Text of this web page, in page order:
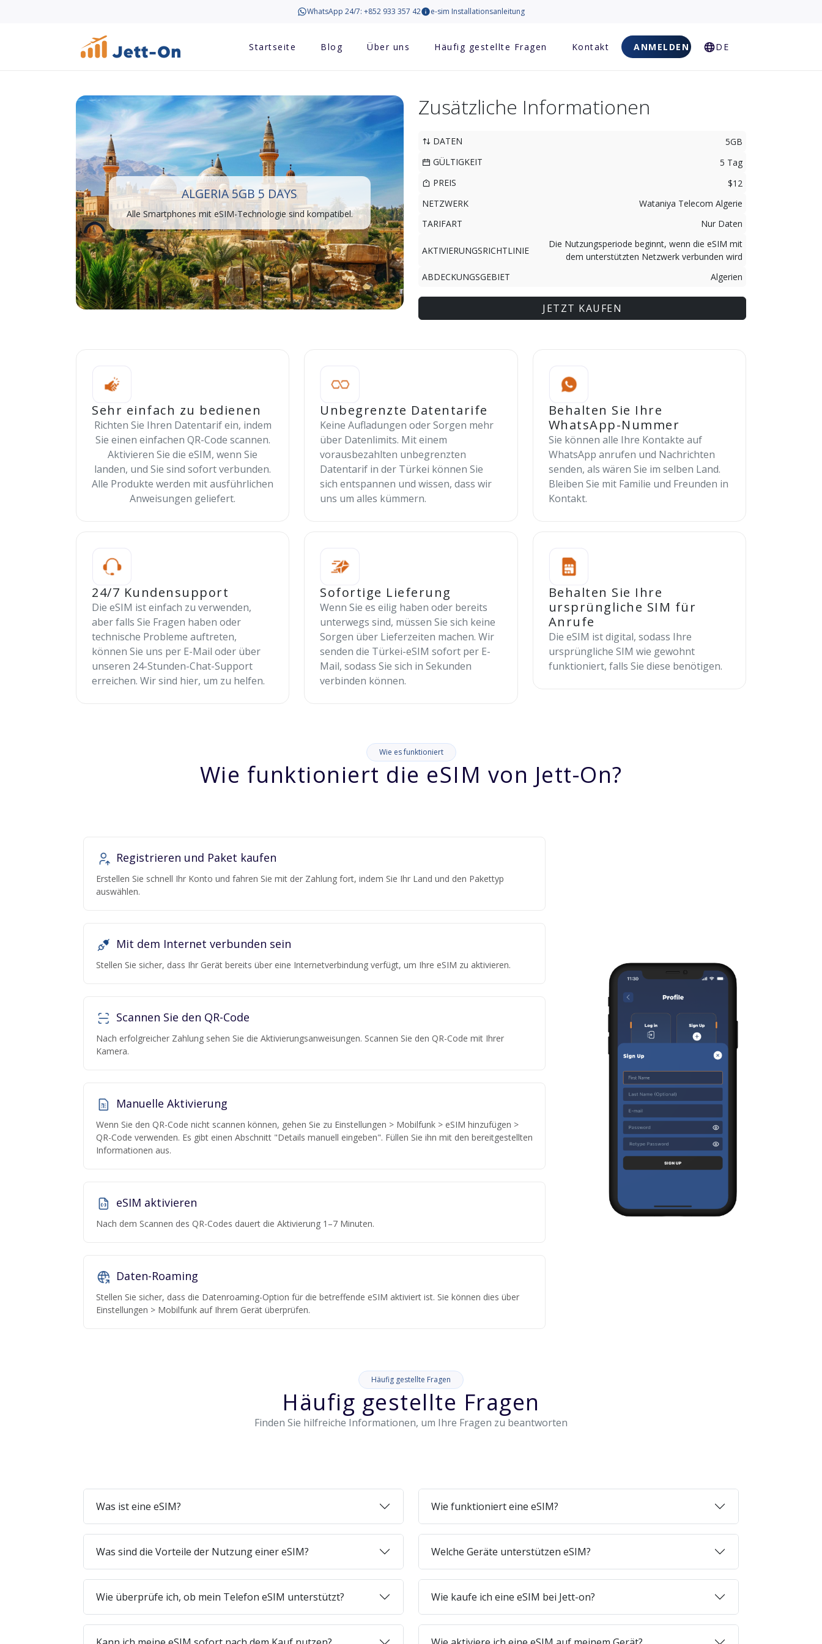
WhatsApp 24/7: +852 933 357 42 e-sim Installationsanleitung
Startseite Blog Über uns Häufig gestellte Fragen Kontakt ANMELDEN DE
ALGERIA 5GB 5 DAYS
Alle Smartphones mit eSIM-Technologie sind kompatibel.
Zusätzliche Informationen
DATEN
5GB
GÜLTIGKEIT
5 Tag
PREIS
$12
NETZWERK
Wataniya Telecom Algerie
TARIFART
Nur Daten
AKTIVIERUNGSRICHTLINIE
Die Nutzungsperiode beginnt, wenn die eSIM mit
dem unterstützten Netzwerk verbunden wird
ABDECKUNGSGEBIET
Algerien
JETZT KAUFEN
Sehr einfach zu bedienen
Richten Sie Ihren Datentarif ein, indem
Sie einen einfachen QR-Code scannen.
Aktivieren Sie die eSIM, wenn Sie
landen, und Sie sind sofort verbunden.
Alle Produkte werden mit ausführlichen
Anweisungen geliefert.
Unbegrenzte Datentarife
Keine Aufladungen oder Sorgen mehr
über Datenlimits. Mit einem
vorausbezahlten unbegrenzten
Datentarif in der Türkei können Sie
sich entspannen und wissen, dass wir
uns um alles kümmern.
Behalten Sie Ihre
WhatsApp-Nummer
Sie können alle Ihre Kontakte auf
WhatsApp anrufen und Nachrichten
senden, als wären Sie im selben Land.
Bleiben Sie mit Familie und Freunden in
Kontakt.
24/7 Kundensupport
Die eSIM ist einfach zu verwenden,
aber falls Sie Fragen haben oder
technische Probleme auftreten,
können Sie uns per E-Mail oder über
unseren 24-Stunden-Chat-Support
erreichen. Wir sind hier, um zu helfen.
Sofortige Lieferung
Wenn Sie es eilig haben oder bereits
unterwegs sind, müssen Sie sich keine
Sorgen über Lieferzeiten machen. Wir
senden die Türkei-eSIM sofort per E-
Mail, sodass Sie sich in Sekunden
verbinden können.
Behalten Sie Ihre
ursprüngliche SIM für
Anrufe
Die eSIM ist digital, sodass Ihre
ursprüngliche SIM wie gewohnt
funktioniert, falls Sie diese benötigen.
Wie es funktioniert
Wie funktioniert die eSIM von Jett-On?
Registrieren und Paket kaufen
Erstellen Sie schnell Ihr Konto und fahren Sie mit der Zahlung fort, indem Sie Ihr Land und den Pakettyp
auswählen.
Mit dem Internet verbunden sein
Stellen Sie sicher, dass Ihr Gerät bereits über eine Internetverbindung verfügt, um Ihre eSIM zu aktivieren.
Scannen Sie den QR-Code
Nach erfolgreicher Zahlung sehen Sie die Aktivierungsanweisungen. Scannen Sie den QR-Code mit Ihrer
Kamera.
Manuelle Aktivierung
Wenn Sie den QR-Code nicht scannen können, gehen Sie zu Einstellungen > Mobilfunk > eSIM hinzufügen >
QR-Code verwenden. Es gibt einen Abschnitt "Details manuell eingeben". Füllen Sie ihn mit den bereitgestellten
Informationen aus.
eSIM aktivieren
Nach dem Scannen des QR-Codes dauert die Aktivierung 1–7 Minuten.
Daten-Roaming
Stellen Sie sicher, dass die Datenroaming-Option für die betreffende eSIM aktiviert ist. Sie können dies über
Einstellungen > Mobilfunk auf Ihrem Gerät überprüfen.
Häufig gestellte Fragen
Häufig gestellte Fragen
Finden Sie hilfreiche Informationen, um Ihre Fragen zu beantworten
Was ist eine eSIM? Wie funktioniert eine eSIM?
Was sind die Vorteile der Nutzung einer eSIM? Welche Geräte unterstützen eSIM?
Wie überprüfe ich, ob mein Telefon eSIM unterstützt? Wie kaufe ich eine eSIM bei Jett-on?